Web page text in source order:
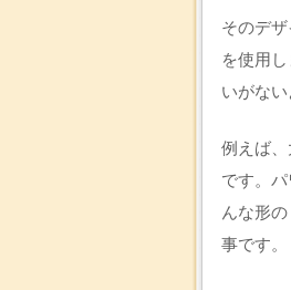
そのデ
を使用
いがな
例えば
です。
んな形
事です。